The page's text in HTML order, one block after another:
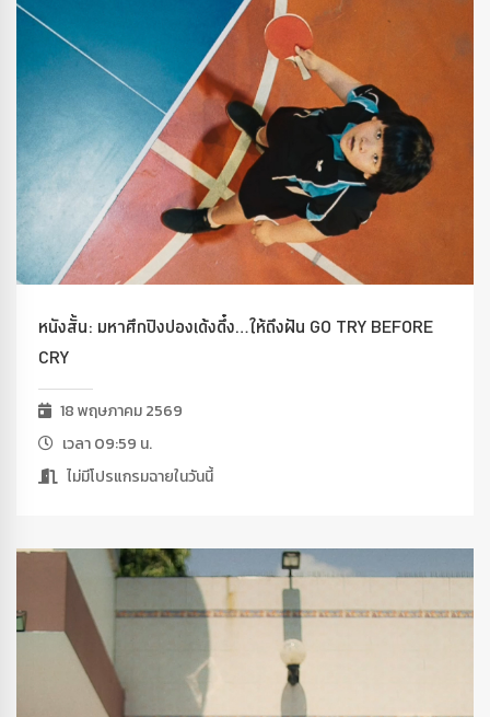
หนังสั้น: มหาศึกปิงปองเด้งดึ๋ง…ให้ถึงฝัน GO TRY BEFORE
CRY
18 พฤษภาคม 2569
เวลา 09:59 น.
ไม่มีโปรแกรมฉายในวันนี้